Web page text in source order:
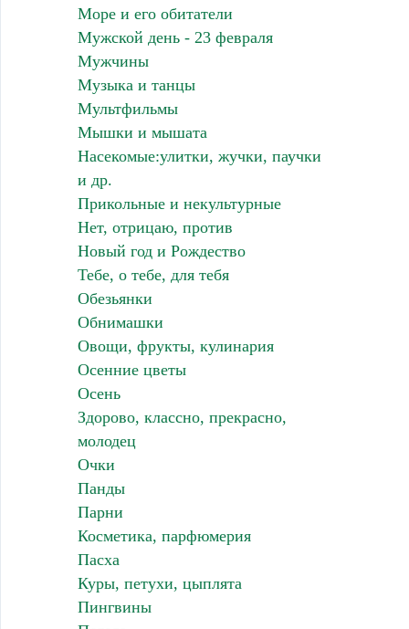
Море и его обитатели
Мужской день - 23 февраля
Мужчины
Музыка и танцы
Мультфильмы
Мышки и мышата
Насекомые:улитки, жучки, паучки
и др.
Прикольные и некультурные
Нет, отрицаю, против
Новый год и Рождество
Тебе, о тебе, для тебя
Обезьянки
Обнимашки
Овощи, фрукты, кулинария
Осенние цветы
Осень
Здорово, классно, прекрасно,
молодец
Очки
Панды
Парни
Косметика, парфюмерия
Пасха
Куры, петухи, цыплята
Пингвины